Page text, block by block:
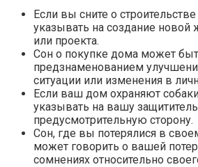
Если вы сните о
указывать на создание новой
или проекта.
Сон о покупке дома может
предзнаменованием
ситуации или изменения в
Если ваш дом охраняют
указывать на вашу
предусмотрительную сторону.
Сон, где вы потерялися в
может говорить о вашей
сомнениях относительно